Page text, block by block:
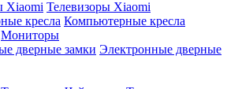
Телевизоры Xiaomi
Компьютерные кресла
Мониторы
Электронные дверные